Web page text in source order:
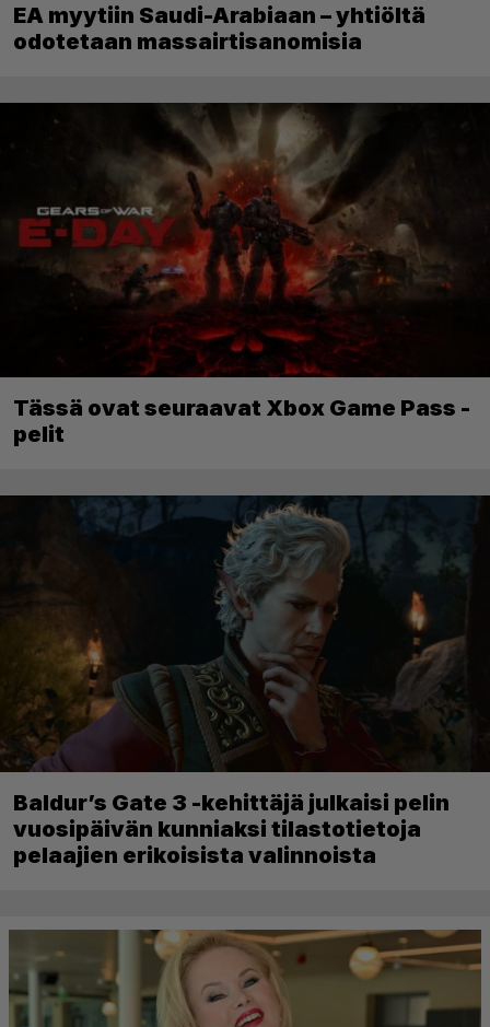
EA myytiin Saudi-Arabiaan – yhtiöltä
odotetaan massairtisanomisia
Tässä ovat seuraavat Xbox Game Pass -
pelit
Baldur’s Gate 3 -kehittäjä julkaisi pelin
vuosipäivän kunniaksi tilastotietoja
pelaajien erikoisista valinnoista